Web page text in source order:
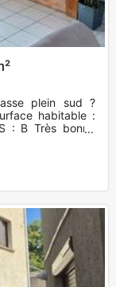
plein sud ?
habitable :
: B Très bonne